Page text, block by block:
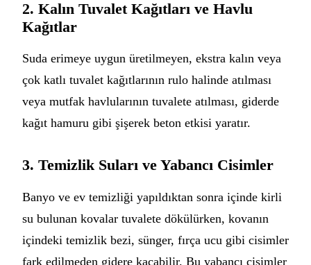
2. Kalın Tuvalet Kağıtları ve Havlu
Kağıtlar
Suda erimeye uygun üretilmeyen, ekstra kalın veya
çok katlı tuvalet kağıtlarının rulo halinde atılması
veya mutfak havlularının tuvalete atılması, giderde
kağıt hamuru gibi şişerek beton etkisi yaratır.
3. Temizlik Suları ve Yabancı Cisimler
Banyo ve ev temizliği yapıldıktan sonra içinde kirli
su bulunan kovalar tuvalete dökülürken, kovanın
içindeki temizlik bezi, sünger, fırça ucu gibi cisimler
fark edilmeden gidere kaçabilir. Bu yabancı cisimler